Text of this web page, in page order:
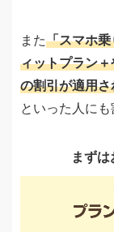
また「スマホ
ィットプラン
の割引が適用さ
といった人に
まずは